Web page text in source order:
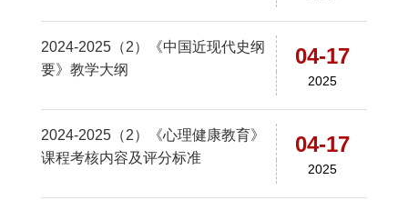
2024-2025（2）《中国近现代史纲
要》教学大纲
04-17
2025
2024-2025（2）《心理健康教育》
课程考核内容及评分标准
04-17
2025